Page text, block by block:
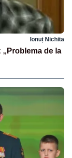
Ionuț Nichita
„Problema de la